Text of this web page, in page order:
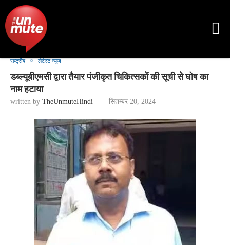
राष्ट्रीय लेटेस्ट न्यूज़
डब्ल्यूबीएमसी द्वारा तैयार पंजीकृत चिकित्सकों की सूची से घोष का
नाम हटाया
written by TheUnmuteHindi सितम्बर 20, 2024